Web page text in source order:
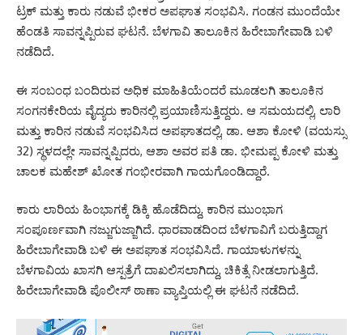
ಟ್ರಕ್ ಮತ್ತು ಕಾರು ನಡುವೆ ಭೀಕರ ಅಪಘಾತ ಸಂಭವಿಸಿ. ಗಂಡನ ಮುಂದೆಯೇ
ಹೆಂಡತಿ ಸಾವನ್ನಪ್ಪಿರುವ ಘಟನೆ. ಬೆಳಗಾವಿ ತಾಲೂಕಿನ ಹಿರೇಬಾಗೇವಾಡಿ ಬಳಿ
ನಡೆದಿದೆ.
ಈ ಸಂಬಂಧ ಬಂದಿರುವ ಅಧಿಕ ಮಾಹಿತಿಯೆಂದರೆ ಮೂಡಲಗಿ ತಾಲೂಕಿನ
ಸಂಗನಕೇರಿಯ ವೈದ್ಯರು ಕಾರಿನಲ್ಲಿ ಪ್ರಯಾಣಿಸುತ್ತಿದ್ದರು. ಆ ಸಮಯದಲ್ಲಿ, ಲಾರಿ
ಮತ್ತು ಕಾರಿನ ನಡುವೆ ಸಂಭವಿಸಿದ ಅಪಘಾತದಲ್ಲಿ, ಡಾ. ಆಶಾ ಕೋಳಿ (ವಯಸ್ಸು
32) ಸ್ಥಳದಲ್ಲೇ ಸಾವನ್ನಪ್ಪಿದರು, ಆಶಾ ಅವರ ಪತಿ ಡಾ. ಭೀಮಪ್ಪ ಕೋಳಿ ಮತ್ತು
ಚಾಲಕ ಮಹೇಶ್ ಖೋತ ಗಂಭೀರವಾಗಿ ಗಾಯಗೊಂಡಿದ್ದಾರೆ.
ಕಾರು ಲಾರಿಯ ಹಿಂಭಾಗಕ್ಕೆ ಡಿಕ್ಕಿ ಹೊಡೆದಿದ್ದು, ಕಾರಿನ ಮುಂಭಾಗ
ಸಂಪೂರ್ಣವಾಗಿ ನಜ್ಜುಗುಜ್ಜಾಗಿದೆ. ಧಾರವಾಡದಿಂದ ಬೆಳಗಾವಿಗೆ ಬರುತ್ತಿದ್ದಾಗ
ಹಿರೇಬಾಗೇವಾಡಿ ಬಳಿ ಈ ಅಪಘಾತ ಸಂಭವಿಸಿದೆ. ಗಾಯಾಳುಗಳನ್ನು
ಬೆಳಗಾವಿಯ ಖಾಸಗಿ ಆಸ್ಪತ್ರೆಗೆ ದಾಖಲಿಸಲಾಗಿದ್ದು, ಚಿಕಿತ್ಸೆ ನೀಡಲಾಗುತ್ತಿದೆ.
ಹಿರೇಬಾಗೇವಾಡಿ ಪೊಲೀಸ್ ಠಾಣಾ ವ್ಯಾಪ್ತಿಯಲ್ಲಿ ಈ ಘಟನೆ ನಡೆದಿದೆ.